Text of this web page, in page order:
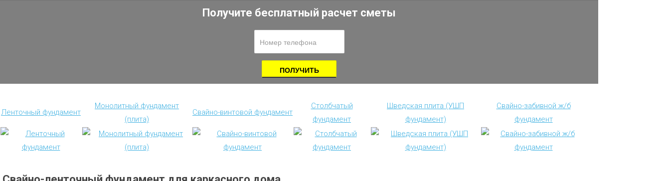
Получите бесплатный расчет сметы
Ленточный фундамент
Монолитный фундамент
(плита)
Свайно-винтовой фундамент
Столбчатый
фундамент
Шведская плита (УШП
фундамент)
Свайно-забивной ж/б
фундамент